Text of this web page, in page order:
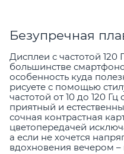
Безупречная
Дисплеи с частотой 120
большинстве
особенность куда
рисуете с помощью
частотой от 10 до 120
приятный и
сочная контрастная
цветопередачей
а если не хочется
вдохновения вечером –